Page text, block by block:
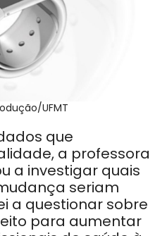
UFMT
que
a professora
a investigar quais
seriam
a questionar sobre
para aumentar